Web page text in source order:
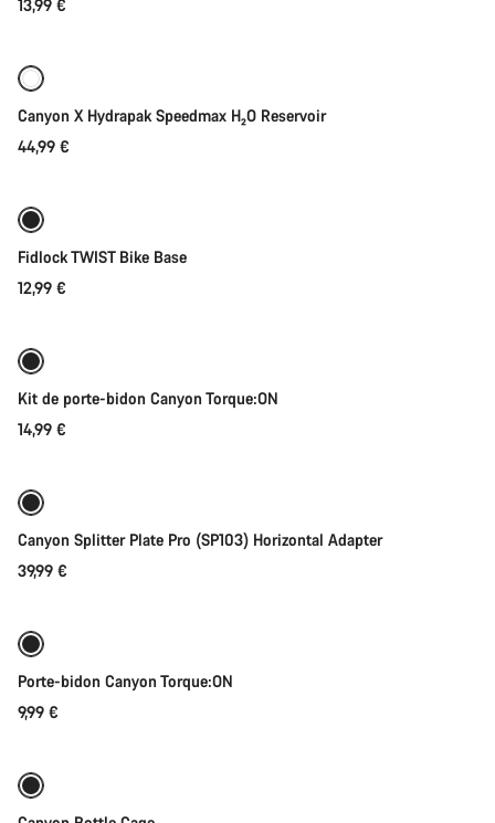
13,99 €
Canyon X Hydrapak Speedmax H₂O Reservoir
44,99 €
Fidlock TWIST Bike Base
12,99 €
Kit de porte-bidon Canyon Torque:ON
14,99 €
Canyon Splitter Plate Pro (SP103) Horizontal Adapter
39,99 €
Porte-bidon Canyon Torque:ON
9,99 €